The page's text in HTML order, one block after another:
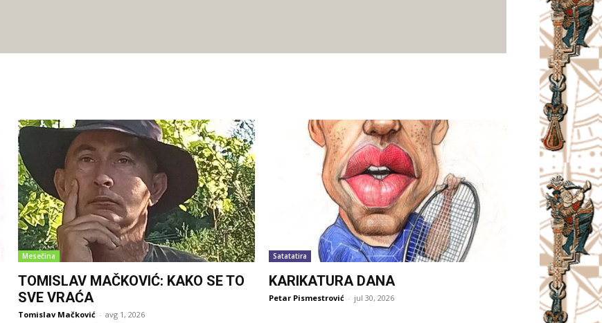
Mesečina
TOMISLAV MAČKOVIĆ: KAKO SE TO
SVE VRAĆA
Tomislav Mačković - avg 1, 2026
Satatatira
KARIKATURA DANA
Petar Pismestrović - jul 30, 2026